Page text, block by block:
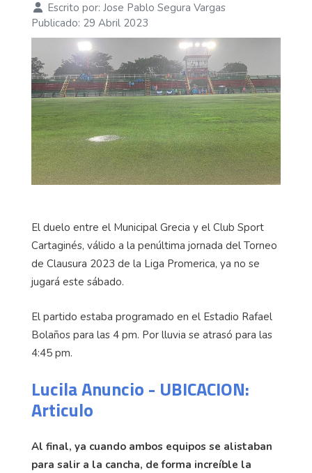
Escrito por: Jose Pablo Segura Vargas
Publicado: 29 Abril 2023
El duelo entre el Municipal Grecia y el Club Sport
Cartaginés, válido a la penúltima jornada del Torneo
de Clausura 2023 de la Liga Promerica, ya no se
jugará este sábado.
El partido estaba programado en el Estadio Rafael
Bolaños para las 4 pm. Por lluvia se atrasó para las
4:45 pm.
Lucila Anuncio - UBICACION:
Articulo
Al final, ya cuando ambos equipos se alistaban
para salir a la cancha, de forma increíble la